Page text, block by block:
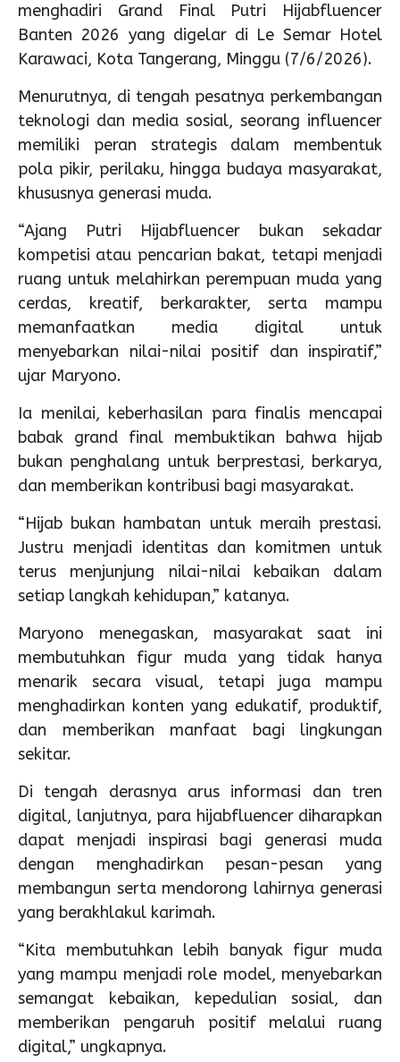
menghadiri Grand Final Putri Hijabfluencer
Banten 2026 yang digelar di Le Semar Hotel
Karawaci, Kota Tangerang, Minggu (7/6/2026).
Menurutnya, di tengah pesatnya perkembangan
teknologi dan media sosial, seorang influencer
memiliki peran strategis dalam membentuk
pola pikir, perilaku, hingga budaya masyarakat,
khususnya generasi muda.
“Ajang Putri Hijabfluencer bukan sekadar
kompetisi atau pencarian bakat, tetapi menjadi
ruang untuk melahirkan perempuan muda yang
cerdas, kreatif, berkarakter, serta mampu
memanfaatkan media digital untuk
menyebarkan nilai-nilai positif dan inspiratif,”
ujar Maryono.
Ia menilai, keberhasilan para finalis mencapai
babak grand final membuktikan bahwa hijab
bukan penghalang untuk berprestasi, berkarya,
dan memberikan kontribusi bagi masyarakat.
“Hijab bukan hambatan untuk meraih prestasi.
Justru menjadi identitas dan komitmen untuk
terus menjunjung nilai-nilai kebaikan dalam
setiap langkah kehidupan,” katanya.
Maryono menegaskan, masyarakat saat ini
membutuhkan figur muda yang tidak hanya
menarik secara visual, tetapi juga mampu
menghadirkan konten yang edukatif, produktif,
dan memberikan manfaat bagi lingkungan
sekitar.
Di tengah derasnya arus informasi dan tren
digital, lanjutnya, para hijabfluencer diharapkan
dapat menjadi inspirasi bagi generasi muda
dengan menghadirkan pesan-pesan yang
membangun serta mendorong lahirnya generasi
yang berakhlakul karimah.
“Kita membutuhkan lebih banyak figur muda
yang mampu menjadi role model, menyebarkan
semangat kebaikan, kepedulian sosial, dan
memberikan pengaruh positif melalui ruang
digital,” ungkapnya.